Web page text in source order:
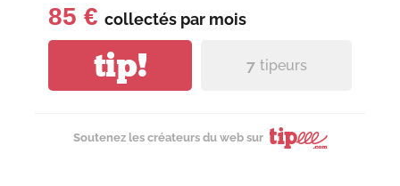
85 € collectés par mois
tip! 7 tipeurs
Soutenez les créateurs du web sur